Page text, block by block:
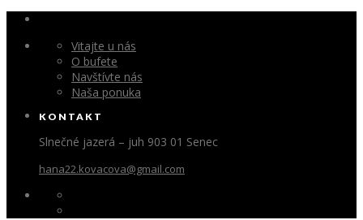
Vitajte u nás
O bufete
Navštívte nás
Naša ponuka
KONTAKT
Slnečné jazerá – juh 903 01 Senec
hana22.kovacova@gmail.com